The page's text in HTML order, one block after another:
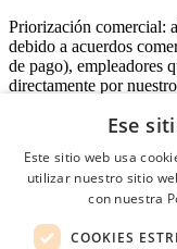
Priorización comercial:
debido a acuerdos
de pago), empleadores
directamente por
Acceso empresas
Ese
Este sitio web usa
utilizar nuestro sitio
con nuestra
COOKIES